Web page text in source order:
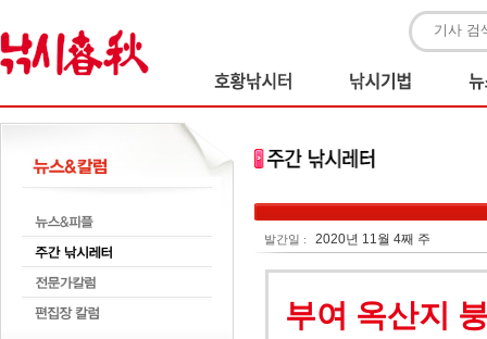
발간일 : 2020년 11월 4째 주